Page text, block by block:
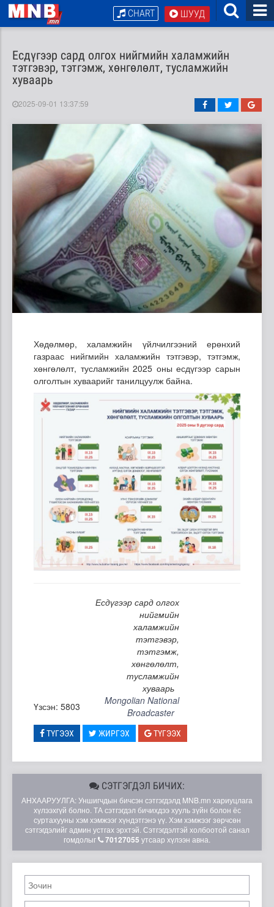
ШУУД
CHART
Есдүгээр сард олгох нийгмийн халамжийн
тэтгэвэр, тэтгэмж, хөнгөлөлт, тусламжийн
хуваарь
2025-09-01 13:37:59
Хөдөлмөр, халамжийн үйлчилгээний ерөнхий
газраас нийгмийн халамжийн тэтгэвэр, тэтгэмж,
хөнгөлөлт, тусламжийн 2025 оны есдүгээр сарын
олголтын хуваарийг танилцуулж байна.
Есдүгээр сард олгох
нийгмийн
халамжийн
тэтгэвэр,
тэтгэмж,
хөнгөлөлт,
тусламжийн
хуваарь
Үзсэн: 5803
Mongolian National
Broadcaster
ТҮГЭЭХ ЖИРГЭХ ТҮГЭЭХ
СЭТГЭГДЭЛ БИЧИХ:
АНХААРУУЛГА: Уншигчдын бичсэн сэтгэгдэлд MNB.mn хариуцлага
хүлээхгүй болно. ТА сэтгэгдэл бичихдээ хууль зүйн болон ёс
суртахууны хэм хэмжээг хүндэтгэнэ үү. Хэм хэмжээг зөрчсөн
сэтгэгдэлийг админ устгах эрхтэй. Сэтгэгдэлтэй холбоотой санал
гомдолыг
70127055 утсаар хүлээн авна.